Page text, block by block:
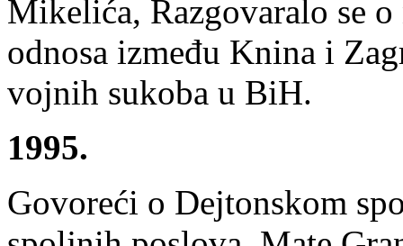
Mikelića, Razgovaralo se
odnosa između Knina i
vojnih sukoba u BiH.
1995.
Govoreći o Dejtonskom